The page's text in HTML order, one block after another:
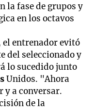
la fase de grupos y
en los octavos
el entrenador evitó
del seleccionado y
lo sucedido junto
Unidos. "Ahora
y a conversar.
de la